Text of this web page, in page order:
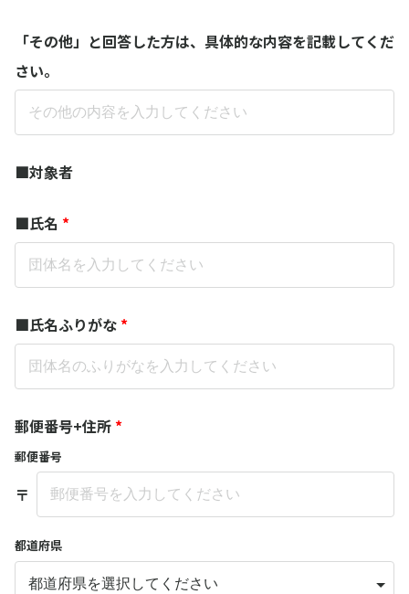
「その他」と回答した方は、具体的な内容を記載してくだ
さい。​
■対象者
■氏名 *
■氏名ふりがな *
郵便番号+住所 *
郵便番号
〒
都道府県